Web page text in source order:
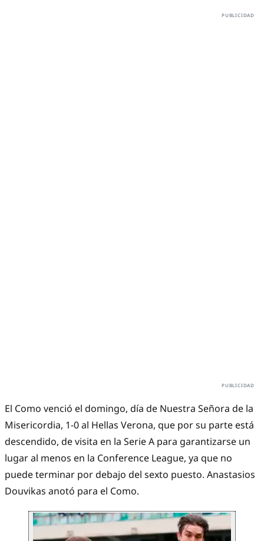
El Como venció el domingo, día de Nuestra Señora de la
Misericordia, 1-0 al Hellas Verona, que por su parte está
descendido, de visita en la Serie A para garantizarse un
lugar al menos en la Conference League, ya que no
puede terminar por debajo del sexto puesto. Anastasios
Douvikas anotó para el Como.